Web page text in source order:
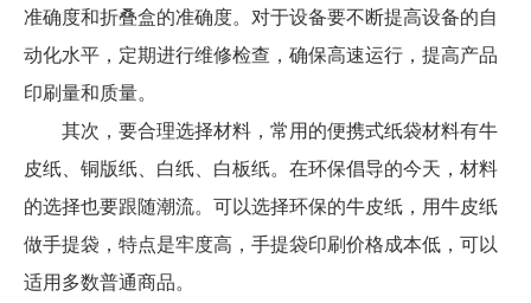
准确度和折叠盒的准确度。对于设备要不断提高设备的自
动化水平，定期进行维修检查，确保高速运行，提高产品
印刷量和质量。
其次，要合理选择材料，常用的便携式纸袋材料有牛
皮纸、铜版纸、白纸、白板纸。在环保倡导的今天，材料
的选择也要跟随潮流。可以选择环保的牛皮纸，用牛皮纸
做手提袋，特点是牢度高，手提袋印刷价格成本低，可以
适用多数普通商品。